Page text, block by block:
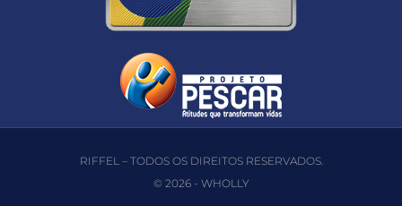
RIFFEL – TODOS OS DIREITOS RESERVADOS.
© 2026 - WHOLLY